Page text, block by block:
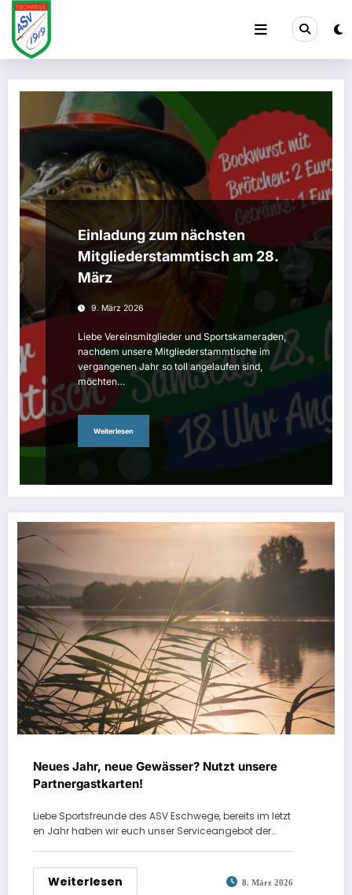
Zum
Inhalt
springen
Einladung zum nächsten
Mitgliederstammtisch am 28.
März
9. März 2026
Liebe Vereinsmitglieder und Sportskameraden,
nachdem unsere Mitgliederstammtische im
vergangenen Jahr so toll angelaufen sind,
möchten…
Weiterlesen
Neues Jahr, neue Gewässer? Nutzt unsere
Partnergastkarten!
Liebe Sportsfreunde des ASV Eschwege, bereits im letzt
en Jahr haben wir euch unser Serviceangebot der…
Weiterlesen 8. März 2026